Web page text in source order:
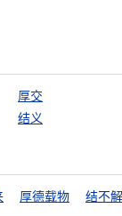
厚交
结义
厚德载物 结不